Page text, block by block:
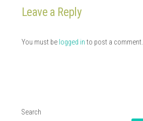
Leave a Reply
You must be logged in to post a comment.
Search